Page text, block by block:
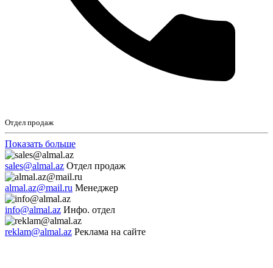
Отдел продаж
Показать больше
sales@almal.az Отдел продаж
almal.az@mail.ru Менеджер
info@almal.az Инфо. отдел
reklam@almal.az Реклама на сайте